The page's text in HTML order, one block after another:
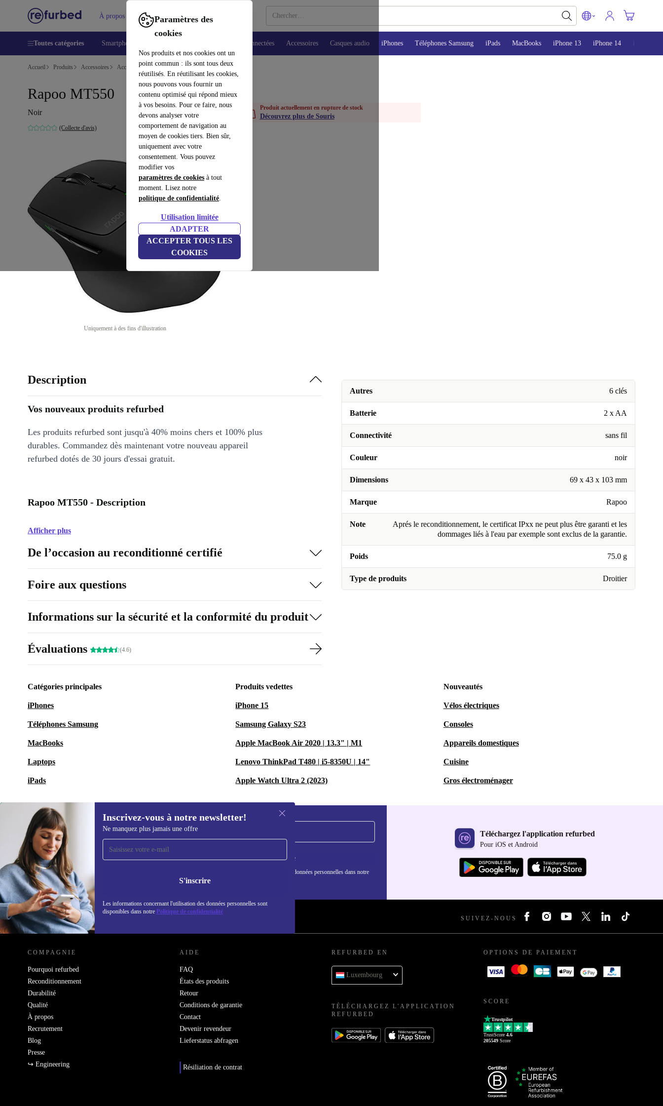
Paramètres des
cookies
Nos produits et nos cookies ont un
point commun : ils sont tous deux
réutilisés. En réutilisant les cookies,
nous pouvons vous fournir un
contenu optimisé qui répond mieux
à vos besoins. Pour ce faire, nous
devons analyser votre
comportement de navigation au
moyen de cookies tiers. Bien sûr,
uniquement avec votre
consentement. Vous pouvez
modifier vos
paramètres de cookies à tout
moment. Lisez notre
politique de confidentialité.
Utilisation limitée
ADAPTER
ACCEPTER TOUS LES
COOKIES
À propos Aide
Toutes catégories Smartphones Montres connectées Accessoires Casques audio iPhones Téléphones Samsung iPads MacBooks iPhone 13 iPhone 14 iPhone 15
Accueil Produits Accessoires Accessoires Ordinateur Souris
Rapoo MT550
Noir
(Collecte d'avis)
Uniquement à des fins d'illustration
Produit actuellement en rupture de stock
Découvrez plus de Souris
Autres 6 clés
Batterie 2 x AA
Connectivité sans fil
Couleur noir
Dimensions 69 x 43 x 103 mm
Marque Rapoo
Note
Aprés le reconditionnement, le certificat IPxx ne peut plus être garanti et les
dommages liés à l'eau par exemple sont exclus de la garantie.
Poids 75.0 g
Type de produits Droitier
Description
Vos nouveaux produits refurbed
Les produits refurbed sont jusqu'à 40% moins chers et 100% plus
durables. Commandez dès maintenant votre nouveau appareil
refurbed dotés de 30 jours d'essai gratuit.
Rapoo MT550 - Description
Afficher plus
De l’occasion au reconditionné certifié
Foire aux questions
Informations sur la sécurité et la conformité du produit
Évaluations (4.6)
Catégories principales
iPhones
Téléphones Samsung
MacBooks
Laptops
iPads
Produits vedettes
iPhone 15
Samsung Galaxy S23
Apple MacBook Air 2020 | 13.3" | M1
Lenovo ThinkPad T480 | i5-8350U | 14"
Apple Watch Ultra 2 (2023)
Nouveautés
Vélos électriques
Consoles
Appareils domestiques
Cuisine
Gros électroménager
Inscrivez-vous à notre newsletter!
Ne manquez plus jamais une offre
S'inscrire
Les informations concernant l'utilisation des données personnelles sont
disponibles dans notre Politique de confidentialité
Recevoir offres et infos de
refurbed par mail
Ne manquez plus aucune offre.
S'inscrire
Retrouvez les informations sur l'utilisation des données personnelles dans notre
politique de confidentialité
Téléchargez l'application refurbed
Pour iOS et Android
REFURBED LUXEMBOURG - RETHINK NEW. SUIVEZ-NOUS
COMPAGNIE
Pourquoi refurbed
Reconditionnement
Durabilité
Qualité
À propos
Recrutement
Blog
Presse
↪ Engineering
AIDE
FAQ
États des produits
Retour
Conditions de garantie
Contact
Devenir revendeur
Lieferstatus abfragen
Résiliation de contrat
REFURBED EN
Luxembourg
TÉLÉCHARGEZ L'APPLICATION
REFURBED
OPTIONS DE PAIEMENT
SCORE
Trustpilot
TrustScore 4.6
205549 Score